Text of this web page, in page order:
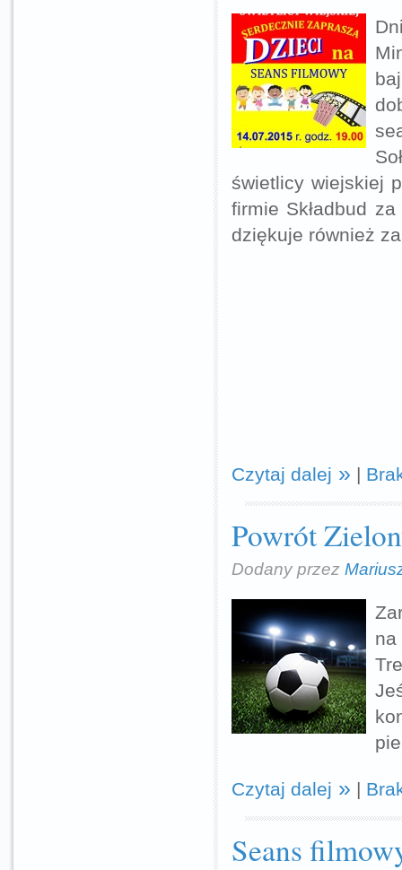
świetlicy wiejskiej
firmie Składbud
dziękuje również
Czytaj dalej |
Powrót
Dodany przez
na
Czytaj dalej |
Seans